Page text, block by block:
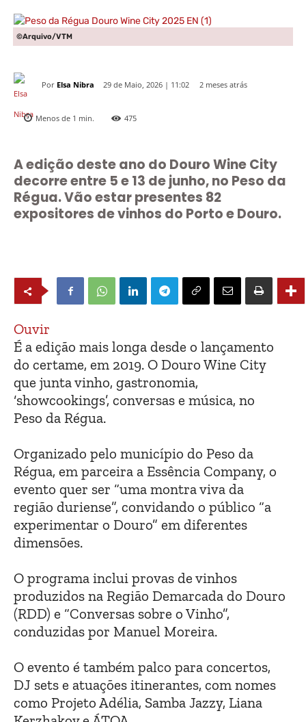
©Arquivo/VTM
Por Elsa Nibra 29 de Maio, 2026 | 11:02 2 meses atrás
Menos de 1 min. 475
A edição deste ano do Douro Wine City
decorre entre 5 e 13 de junho, no Peso da
Régua. Vão estar presentes 82
expositores de vinhos do Porto e Douro.
Ouvir
É a edição mais longa desde o lançamento
do certame, em 2019. O Douro Wine City
que junta vinho, gastronomia,
‘showcookings’, conversas e música, no
Peso da Régua.
Organizado pelo município do Peso da
Régua, em parceira a Essência Company, o
evento quer ser “uma montra viva da
região duriense”, convidando o público “a
experimentar o Douro” em diferentes
dimensões.
O programa inclui provas de vinhos
produzidos na Região Demarcada do Douro
(RDD) e “Conversas sobre o Vinho”,
conduzidas por Manuel Moreira.
O evento é também palco para concertos,
DJ sets e atuações itinerantes, com nomes
como Projeto Adélia, Samba Jazzy, Liana